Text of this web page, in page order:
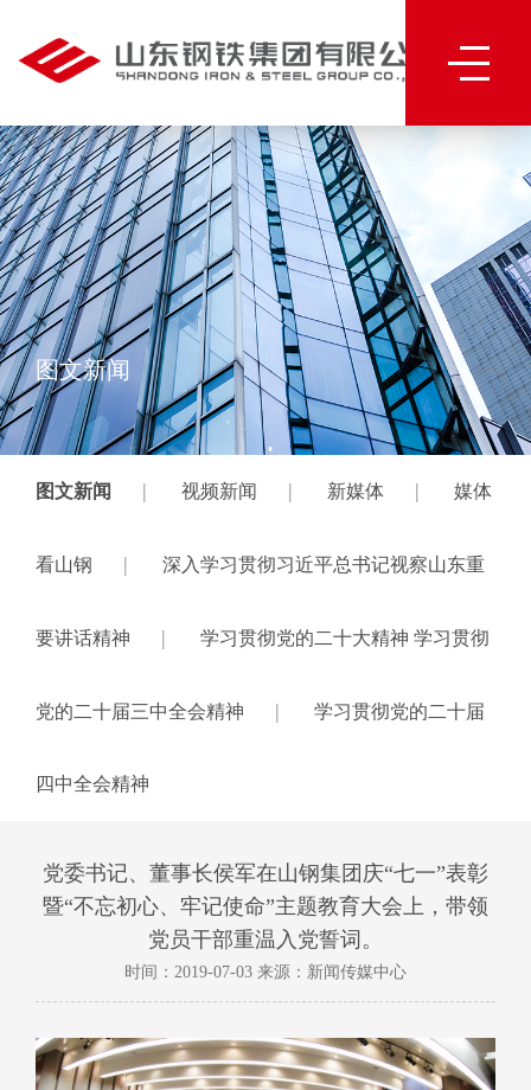
图文新闻
图文新闻 | 视频新闻 | 新媒体 | 媒体
看山钢 | 深入学习贯彻习近平总书记视察山东重
要讲话精神 | 学习贯彻党的二十大精神 学习贯彻
党的二十届三中全会精神 | 学习贯彻党的二十届
四中全会精神
党委书记、董事长侯军在山钢集团庆“七一”表彰
暨“不忘初心、牢记使命”主题教育大会上，带领
党员干部重温入党誓词。
时间：2019-07-03 来源：新闻传媒中心